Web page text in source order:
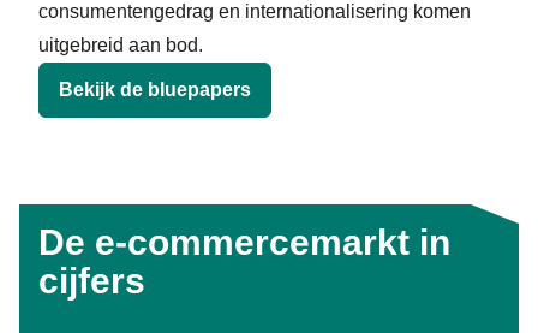
consumentengedrag en internationalisering komen
uitgebreid aan bod.
Bekijk de bluepapers
De e-commercemarkt in
cijfers